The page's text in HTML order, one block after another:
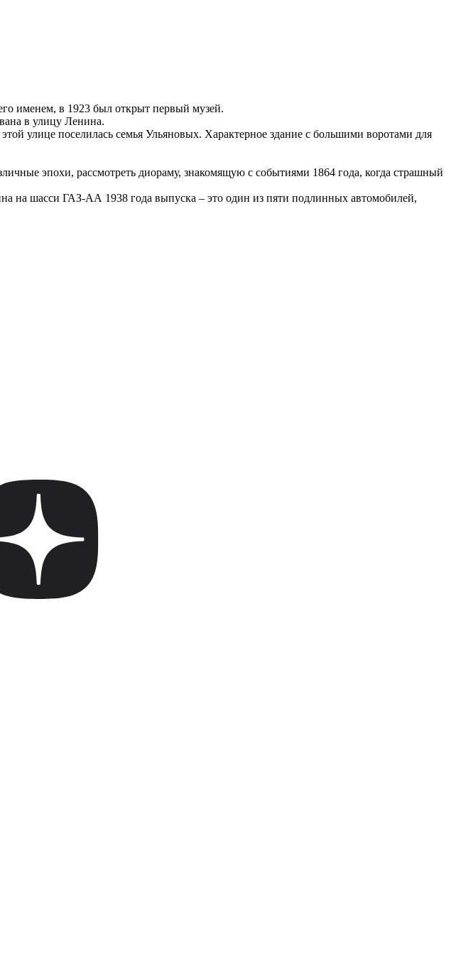
именем, в 1923 был открыт первый музей.
в улицу Ленина.
улице поселилась семья Ульяновых. Характерное здание с большими воротами для
эпохи, рассмотреть диораму, знакомящую с событиями 1864 года, когда страшный
на шасси ГАЗ-АА 1938 года выпуска – это один из пяти подлинных автомобилей,